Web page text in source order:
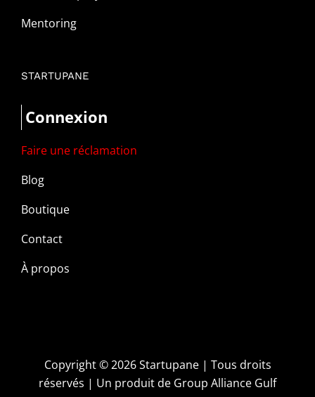
Mentoring
STARTUPANE
Connexion
Faire une réclamation
Blog
Boutique
Contact
À propos
Copyright ©2026 Startupane | Tous droits
réservés | Un produit de Group Alliance Gulf